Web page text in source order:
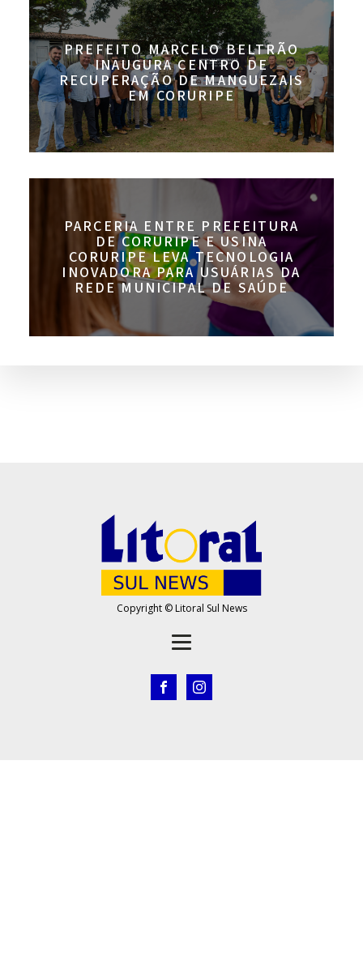
PREFEITO MARCELO BELTRÃO
INAUGURA CENTRO DE
RECUPERAÇÃO DE MANGUEZAIS
EM CORURIPE
PARCERIA ENTRE PREFEITURA
DE CORURIPE E USINA
CORURIPE LEVA TECNOLOGIA
INOVADORA PARA USUÁRIAS DA
REDE MUNICIPAL DE SAÚDE
Copyright © Litoral Sul News